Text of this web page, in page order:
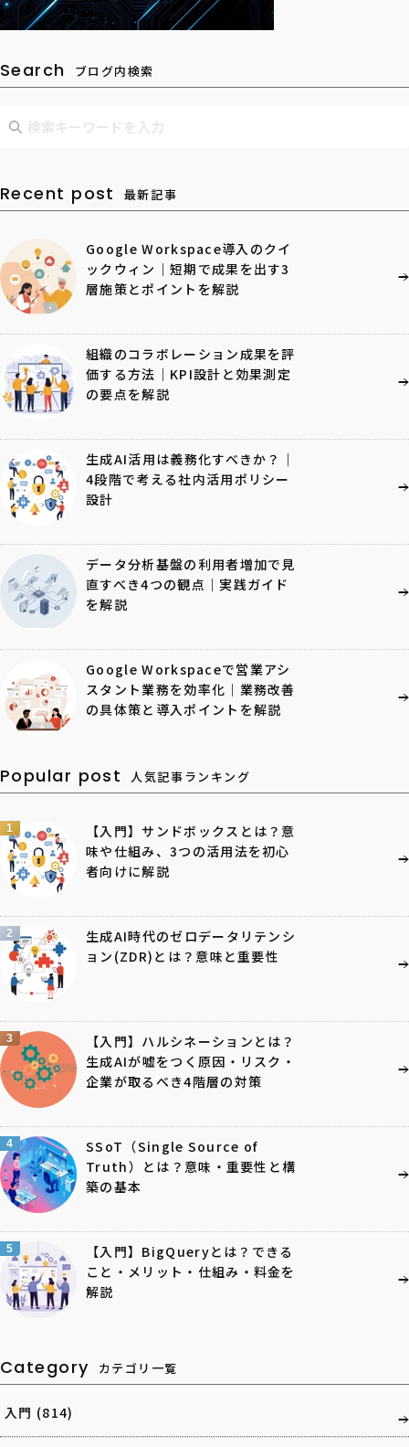
Search ブログ内検索
Recent post 最新記事
Google Workspace導入のクイ
ックウィン｜短期で成果を出す3
層施策とポイントを解説
組織のコラボレーション成果を評
価する方法｜KPI設計と効果測定
の要点を解説
生成AI活用は義務化すべきか？｜
4段階で考える社内活用ポリシー
設計
データ分析基盤の利用者増加で見
直すべき4つの観点｜実践ガイド
を解説
Google Workspaceで営業アシ
スタント業務を効率化｜業務改善
の具体策と導入ポイントを解説
Popular post 人気記事ランキング
1
【入門】サンドボックスとは？意
味や仕組み、3つの活用法を初心
者向けに解説
2
生成AI時代のゼロデータリテンシ
ョン(ZDR)とは？意味と重要性
3
【入門】ハルシネーションとは？
生成AIが嘘をつく原因・リスク・
企業が取るべき4階層の対策
4
SSoT（Single Source of
Truth）とは？意味・重要性と構
築の基本
5
【入門】BigQueryとは？できる
こと・メリット・仕組み・料金を
解説
Category カテゴリ一覧
入門 (814)